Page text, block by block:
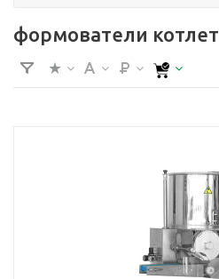
формователи котлет